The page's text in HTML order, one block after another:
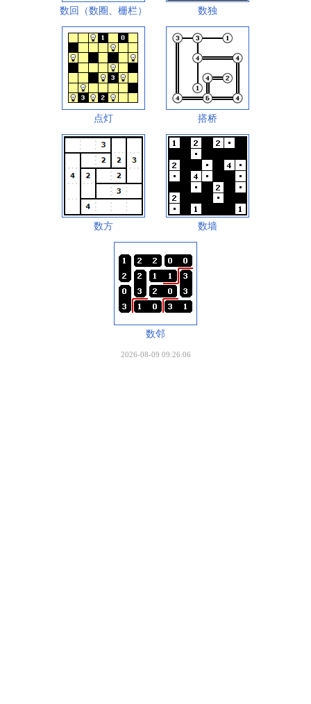
数回（数圈、栅栏） 数独
点灯 搭桥
数方 数墙
数邻
2026-08-09 09:26:06